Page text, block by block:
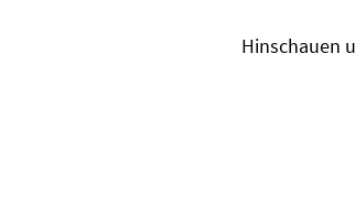
Hinschauen